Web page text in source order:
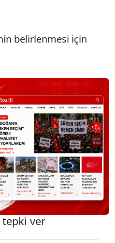
belirlenmesi için
tepki ver